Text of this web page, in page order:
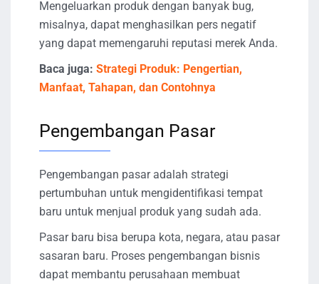
Mengeluarkan produk dengan banyak bug,
misalnya, dapat menghasilkan pers negatif
yang dapat memengaruhi reputasi merek Anda.
Baca juga: Strategi Produk: Pengertian,
Manfaat, Tahapan, dan Contohnya
Pengembangan Pasar
Pengembangan pasar adalah strategi
pertumbuhan untuk mengidentifikasi tempat
baru untuk menjual produk yang sudah ada.
Pasar baru bisa berupa kota, negara, atau pasar
sasaran baru. Proses pengembangan bisnis
dapat membantu perusahaan membuat